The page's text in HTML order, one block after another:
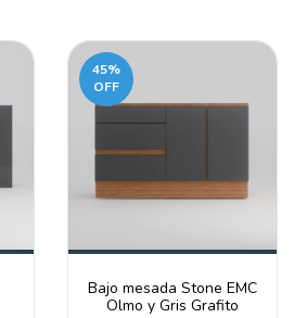
45%
OFF
Bajo mesada Stone EMC
Olmo y Gris Grafito